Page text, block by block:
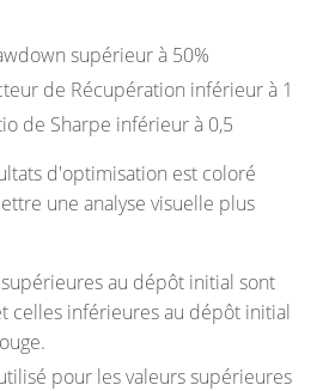
supérieur à 50%
de Récupération inférieur à 1
de Sharpe inférieur à 0,5
d'optimisation est coloré
une analyse visuelle plus
au dépôt initial sont
celles inférieures au dépôt initial
pour les valeurs supérieures